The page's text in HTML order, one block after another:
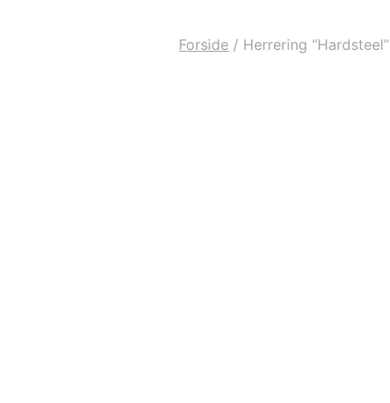
Forside / Herrering “Hardsteel”